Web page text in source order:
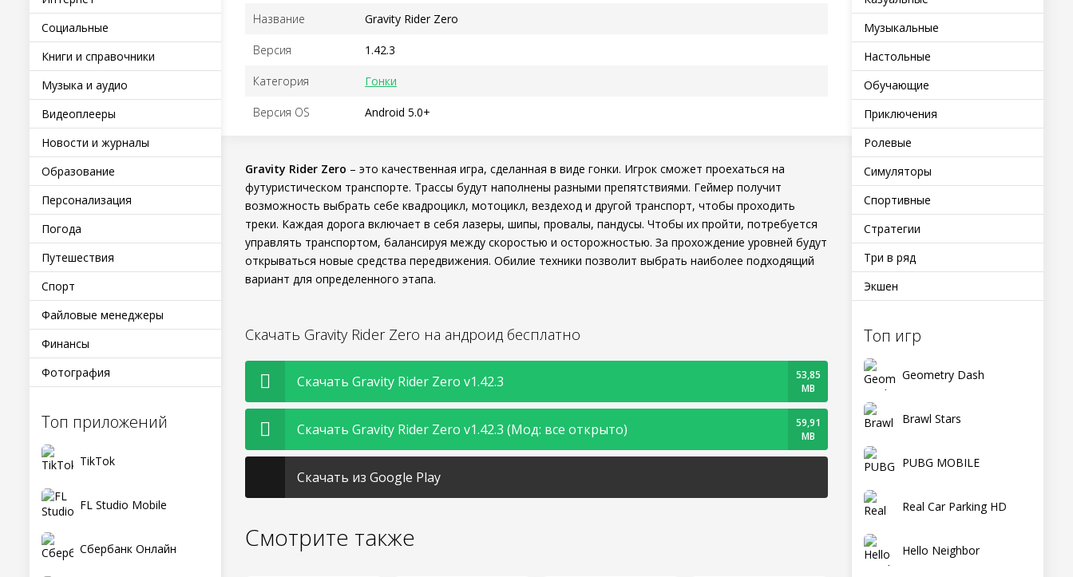
Социальные
Книги и справочники
Музыка и аудио
Видеоплееры
Новости и журналы
Образование
Персонализация
Погода
Путешествия
Спорт
Файловые менеджеры
Финансы
Фотография
Топ приложений
TikTok
FL Studio Mobile
Сбербанк Онлайн
Музыкальные
Настольные
Обучающие
Приключения
Ролевые
Симуляторы
Спортивные
Стратегии
Три в ряд
Экшен
Топ игр
Geometry Dash
Brawl Stars
PUBG MOBILE
Real Car Parking HD
Hello Neighbor
Название Gravity Rider Zero
Версия 1.42.3
Категория Гонки
Версия OS Android 5.0+
Gravity Rider Zero – это качественная игра, сделанная в виде гонки. Игрок сможет проехаться на
футуристическом транспорте. Трассы будут наполнены разными препятствиями. Геймер получит
возможность выбрать себе квадроцикл, мотоцикл, вездеход и другой транспорт, чтобы проходить
треки. Каждая дорога включает в себя лазеры, шипы, провалы, пандусы. Чтобы их пройти, потребуется
управлять транспортом, балансируя между скоростью и осторожностью. За прохождение уровней будут
открываться новые средства передвижения. Обилие техники позволит выбрать наиболее подходящий
вариант для определенного этапа.
Скачать Gravity Rider Zero на андроид бесплатно
Скачать Gravity Rider Zero v1.42.3
53,85
MB
Скачать Gravity Rider Zero v1.42.3 (Мод: все открыто)
59,91
MB
Скачать из Google Play
Смотрите также